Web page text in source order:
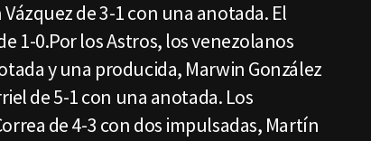
de 3-1 con una anotada. El
1-0.Por los Astros, los venezolanos
y una producida, Marwin González
de 5-1 con una anotada. Los
de 4-3 con dos impulsadas, Martín